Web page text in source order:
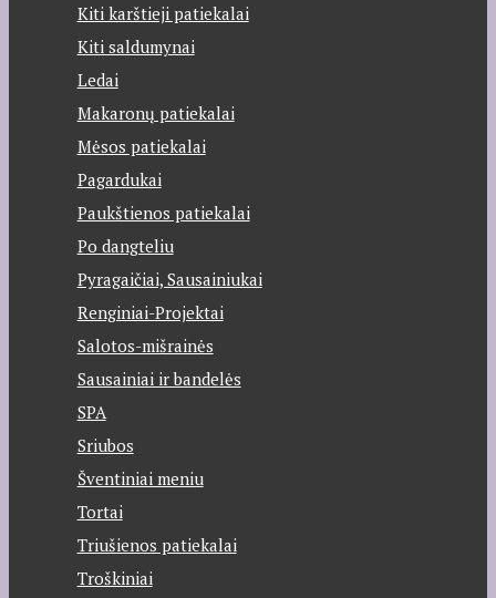
Kiti karštieji patiekalai
Kiti saldumynai
Ledai
Makaronų patiekalai
Mėsos patiekalai
Pagardukai
Paukštienos patiekalai
Po dangteliu
Pyragaičiai, Sausainiukai
Renginiai-Projektai
Salotos-mišrainės
Sausainiai ir bandelės
SPA
Sriubos
Šventiniai meniu
Tortai
Triušienos patiekalai
Troškiniai